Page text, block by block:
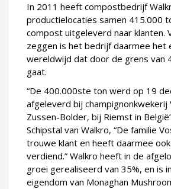
In 2011 heeft compostbedrijf
productielocaties samen 415.000
compost uitgeleverd naar klanten.
zeggen is het bedrijf daarmee
wereldwijd dat door de grens van
gaat.
“De 400.000ste ton werd op 19
afgeleverd bij champignonkwekerij
Zussen-Bolder, bij Riemst in
Schipstal van Walkro, “De familie
trouwe klant en heeft daarmee
verdiend.” Walkro heeft in de
groei gerealiseerd van 35%, en is
eigendom van Monaghan